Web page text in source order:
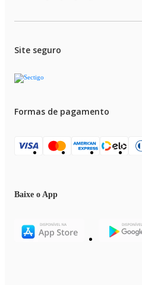
Site seguro
Formas de pagamento
Baixe o App